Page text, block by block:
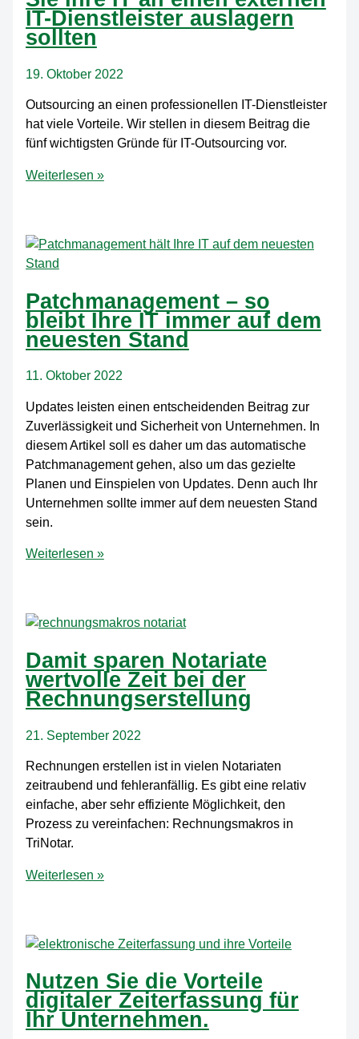
die
im
Mittelstand
IT-Dienstleister auslagern
sollten
19. Oktober 2022
Outsourcing an einen professionellen IT-Dienstleister
hat viele Vorteile. Wir stellen in diesem Beitrag die
fünf wichtigsten Gründe für IT-Outsourcing vor.
Fünf
warum
Sie
Ihre
an
einen
externen
auslagern
sollten
Weiterlesen »
Patchmanagement – so
bleibt Ihre IT immer auf dem
neuesten Stand
11. Oktober 2022
Updates leisten einen entscheidenden Beitrag zur
Zuverlässigkeit und Sicherheit von Unternehmen. In
diesem Artikel soll es daher um das automatische
Patchmanagement gehen, also um das gezielte
Planen und Einspielen von Updates. Denn auch Ihr
Unternehmen sollte immer auf dem neuesten Stand
sein.
Patchmanagement
bleibt
Ihre
immer
auf
dem
Weiterlesen »
Damit sparen Notariate
wertvolle Zeit bei der
Rechnungserstellung
21. September 2022
Rechnungen erstellen ist in vielen Notariaten
zeitraubend und fehleranfällig. Es gibt eine relativ
einfache, aber sehr effiziente Möglichkeit, den
Prozess zu vereinfachen: Rechnungsmakros in
TriNotar.
Damit
wertvolle
Zeit
bei
der
Rechnungserstellung
Weiterlesen »
Nutzen Sie die Vorteile
digitaler Zeiterfassung für
Ihr Unternehmen.